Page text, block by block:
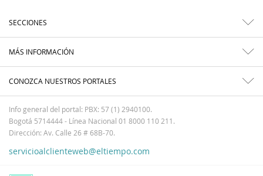
SECCIONES
MÁS INFORMACIÓN
CONOZCA NUESTROS PORTALES
Info general del portal: PBX: 57 (1) 2940100.
Bogotá 5714444 - Línea Nacional 01 8000 110 211.
Dirección: Av. Calle 26 # 68B-70.
servicioalclienteweb@eltiempo.com